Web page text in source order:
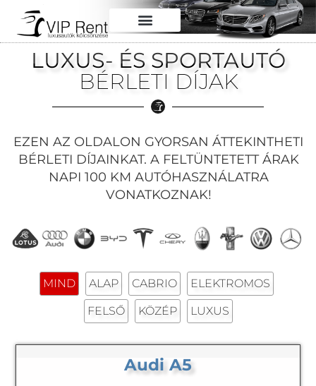
LUXUS- ÉS SPORTAUTÓ
BÉRLETI DÍJAK
EZEN AZ OLDALON GYORSAN ÁTTEKINTHETI
BÉRLETI DÍJAINKAT. A FELTÜNTETETT ÁRAK
NAPI 100 KM AUTÓHASZNÁLATRA
VONATKOZNAK!
MIND ALAP CABRIO ELEKTROMOS
FELSŐ KÖZÉP LUXUS
Audi A5